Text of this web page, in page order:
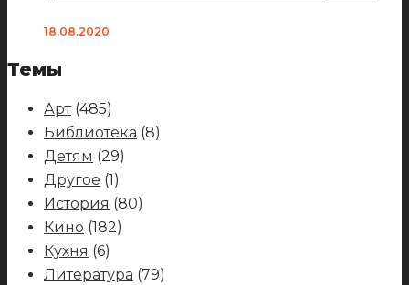
18.08.2020
Темы
Арт(485)
Библиотека (8)
Детям (29)
Другое (1)
История (80)
Кино (182)
Кухня (6)
Литература (79)